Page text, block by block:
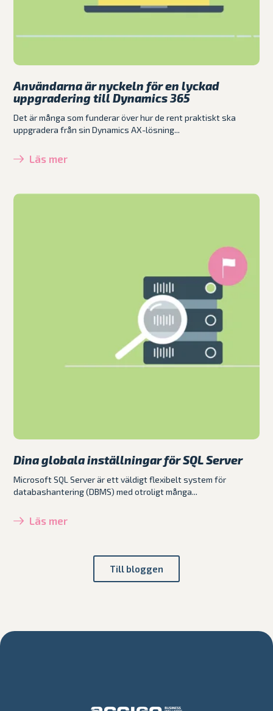
Användarna är nyckeln för en lyckad
uppgradering till Dynamics 365
Det är många som funderar över hur de rent praktiskt ska
uppgradera från sin Dynamics AX-lösning...
Läs mer
Dina globala inställningar för SQL Server
Microsoft SQL Server är ett väldigt flexibelt system för
databashantering (DBMS) med otroligt många...
Läs mer
Till bloggen